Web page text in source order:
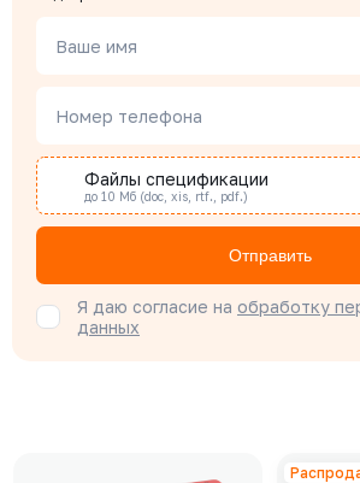
Ваше имя
Номер телефона
Файлы спецификации
до 10 Мб (doc, xis, rtf., pdf.)
Отправить
Я даю согласие на обработку
данных